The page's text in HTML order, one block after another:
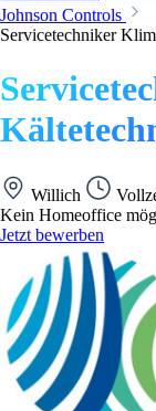
Johnson Controls
Servicetechniker
Willich
Kein Homeoffice
Jetzt bewerben